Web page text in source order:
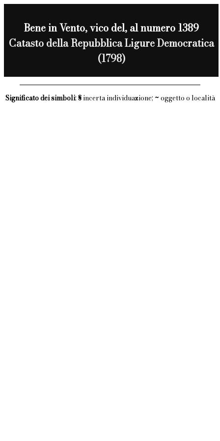
Bene in Vento, vico del, al numero 1389
Catasto della Repubblica Ligure Democratica
(1798)
Significato dei simboli: §incerta individuazione; ~ oggetto o località